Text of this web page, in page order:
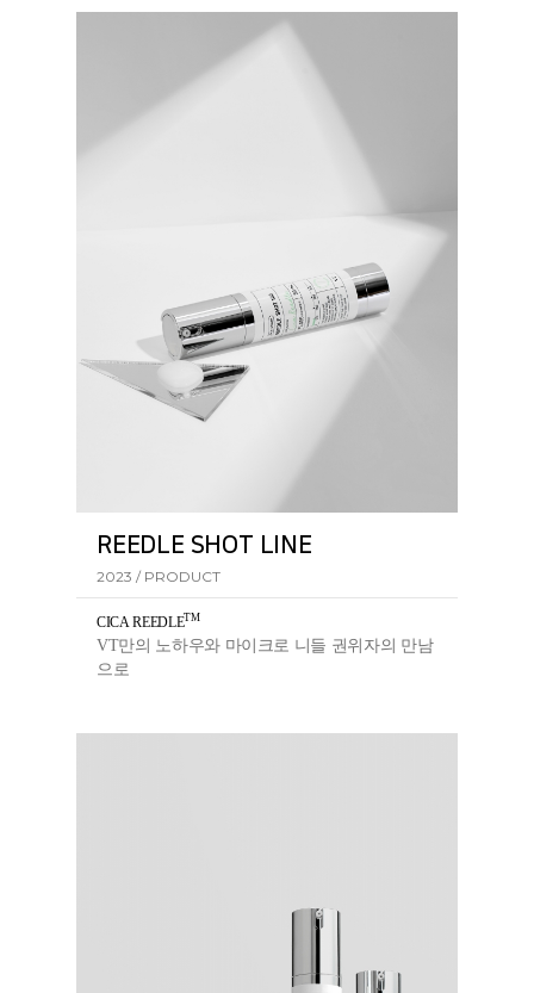
REEDLE SHOT LINE
2023 / PRODUCT
CICA REEDLETM
VT만의 노하우와 마이크로 니들 권위자의 만남
으로